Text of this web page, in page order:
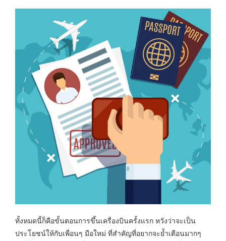
ทั้งหมดนี้ก็คือขั้นตอนการขึ้นเครื่องบินครั้งแรก หวังว่าจะเป็น
ประโยชน์ให้กับเพื่อนๆ มือใหม่ ที่สำคัญที่อยากจะย้ำเตือนมากๆ